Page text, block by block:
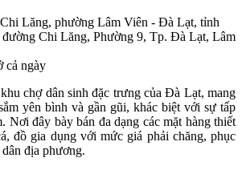
Lăng, phường Lâm Viên - Đà Lạt, tỉnh
Chi Lăng, Phường 9, Tp. Đà Lạt, Lâm
cả ngày
chợ dân sinh đặc trưng của Đà Lạt, mang
yên bình và gần gũi, khác biệt với sự tấp
Nơi đây bày bán đa dạng các mặt hàng thiết
đồ gia dụng với mức giá phải chăng, phục
địa phương.